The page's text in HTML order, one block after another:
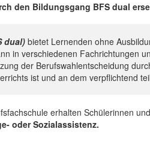
den Bildungsgang BFS dual
dual) bietet Lernenden ohne
in verschiedenen Fachrichtungen
der Berufswahlentscheidung
ist und an dem verpflichtend
erhalten Schülerinnen
oder Sozialassistenz.